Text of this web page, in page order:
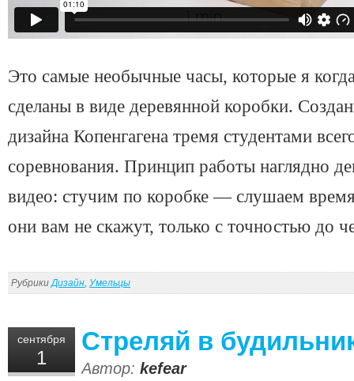
Это самые необычные часы, которые я
сделаны в виде деревянной коробки.
дизайна Копенгагена тремя студентами
соревнования. Принцип работы наглядно
видео: стучим по коробке — слушаем
они вам не скажут, только с точностью до
РубрикиДизайн, Умельцы
сентября
1
Стреляй в
Автор: kefear